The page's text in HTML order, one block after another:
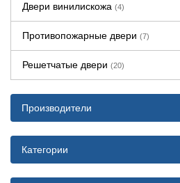
Двери винилискожа (4)
Противопожарные двери (7)
Решетчатые двери (20)
Производители
Категории